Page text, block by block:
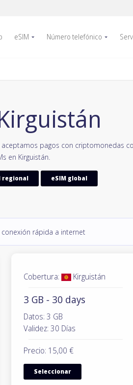
eSIM Número telefónico
pagos con criptomonedas
en Kirguistán.
regional eSIM global
conexión rápida a internet
Cobertura: Kirguistán
3 GB - 30 days
Datos: 3 GB
Validez: 30 Días
Precio: 15,00 €
Seleccionar